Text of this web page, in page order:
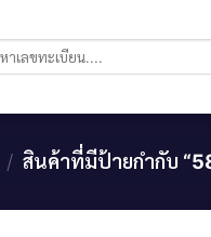
/ สินค้าที่มีป้ายกำกับ